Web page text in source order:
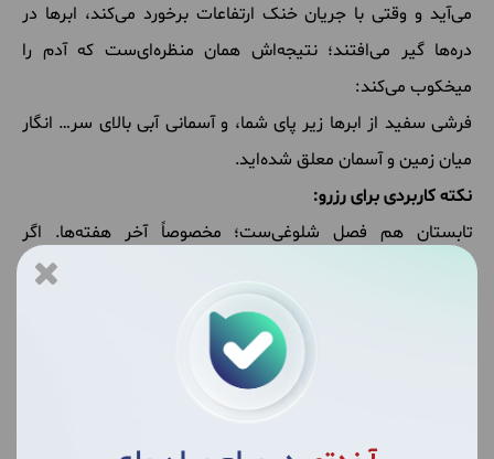
می‌آید و وقتی با جریان خنک ارتفاعات برخورد می‌کند، ابرها در
دره‌ها گیر می‌افتند؛ نتیجه‌اش همان منظره‌ای‌ست که آدم را
میخکوب می‌کند:
فرشی سفید از ابرها زیر پای شما، و آسمانی آبی بالای سر… انگار
میان زمین و آسمان معلق شده‌اید.
نکته کاربردی برای رزرو:
تابستان هم فصل شلوغی‌ست؛ مخصوصاً آخر هفته‌ها. اگر
برنامه‌تان آرامش و سکوت است، زمان‌های وسط هفته یا اوایل تیر
معمولاً خلوت‌تر از اواسط مرداد هستند.
پاییز؛ سمفونی رنگ‌ها، خلوتِ ناب و یوگا در مه